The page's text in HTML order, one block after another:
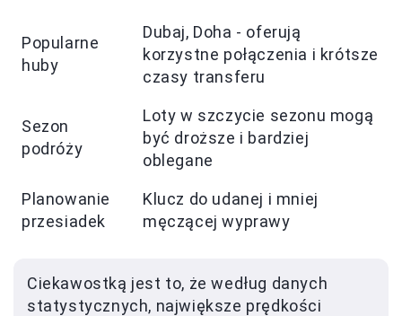
Popularne
huby
Dubaj, Doha - oferują
korzystne połączenia i krótsze
czasy transferu
Sezon
podróży
Loty w szczycie sezonu mogą
być droższe i bardziej
oblegane
Planowanie
przesiadek
Klucz do udanej i mniej
męczącej wyprawy
Ciekawostką jest to, że według danych
statystycznych, największe prędkości